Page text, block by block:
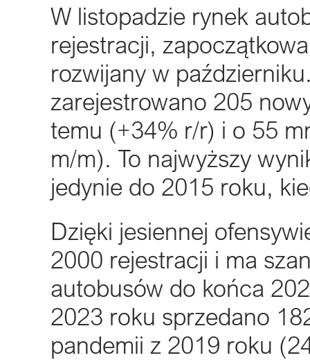
W listopadzie rynek
rejestracji,
rozwijany w
zarejestrowano 205
temu (+34% r/r) i o 55
m/m). To najwyższy
jedynie do 2015 roku,
Dzięki jesiennej
2000 rejestracji i ma
autobusów do końca
2023 roku sprzedano
pandemii z 2019 roku